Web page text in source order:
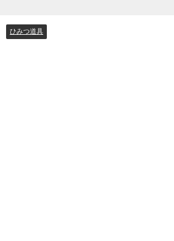
ひみつ道具